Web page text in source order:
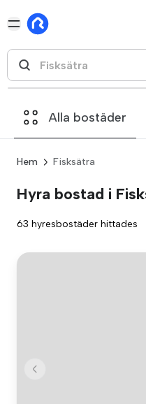
Alla bostäder
Hem Fisksätra
Hyra bostad i
63 hyresbostäder hittades